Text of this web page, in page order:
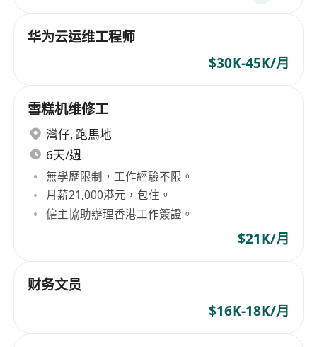
华为云运维工程师
$30K-45K/月
雪糕机维修工
灣仔, 跑馬地
6天/週
無學歷限制，工作經驗不限。
月薪21,000港元，包住。
僱主協助辦理香港工作簽證。
$21K/月
财务文员
$16K-18K/月